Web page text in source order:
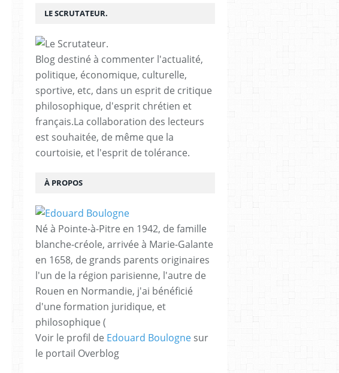
LE SCRUTATEUR.
Blog destiné à commenter l'actualité,
politique, économique, culturelle,
sportive, etc, dans un esprit de critique
philosophique, d'esprit chrétien et
français.La collaboration des lecteurs
est souhaitée, de même que la
courtoisie, et l'esprit de tolérance.
À PROPOS
Né à Pointe-à-Pitre en 1942, de famille
blanche-créole, arrivée à Marie-Galante
en 1658, de grands parents originaires
l'un de la région parisienne, l'autre de
Rouen en Normandie, j'ai bénéficié
d'une formation juridique, et
philosophique (
Voir le profil de Edouard Boulogne sur
le portail Overblog